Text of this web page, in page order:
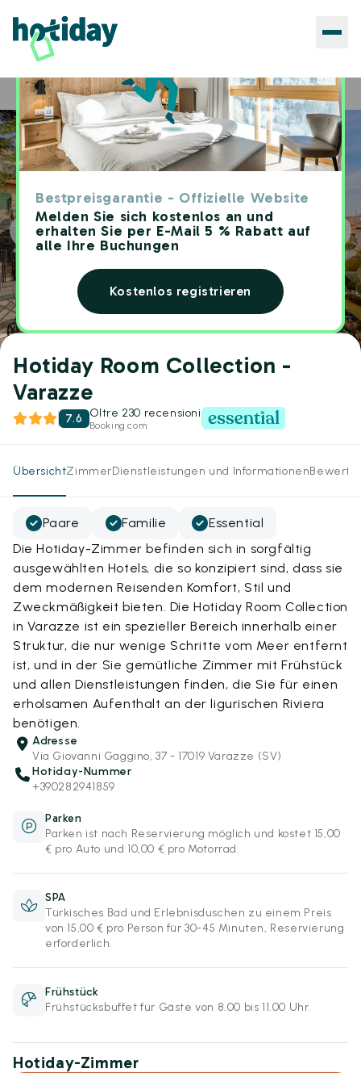
Bestpreisgarantie - Offizielle Website
Melden Sie sich kostenlos an und
erhalten Sie per E-Mail 5 % Rabatt auf
alle Ihre Buchungen
Kostenlos registrieren
Home Hotels Hotiday Room Collection - Varazze
Hotiday Room Collection -
Varazze
7.6 Oltre 230 recensioni
Booking.com
ÜbersichtZimmerDienstleistungen und Informationen
Paare Familie
Essential
Die Hotiday-Zimmer befinden sich in sorgfältig
ausgewählten Hotels, die so konzipiert sind, dass sie
dem modernen Reisenden Komfort, Stil und
Zweckmäßigkeit bieten. Die Hotiday Room Collection
in Varazze ist ein spezieller Bereich innerhalb einer
Struktur, die nur wenige Schritte vom Meer entfernt
ist, und in der Sie gemütliche Zimmer mit Frühstück
und allen Dienstleistungen finden, die Sie für einen
erholsamen Aufenthalt an der ligurischen Riviera
benötigen.
Adresse
Via Giovanni Gaggino, 37 - 17019 Varazze (SV)
Hotiday-Nummer
+390282941859
Parken
Parken ist nach Reservierung möglich und kostet 15,00
€ pro Auto und 10,00 € pro Motorrad.
SPA
Türkisches Bad und Erlebnisduschen zu einem Preis
von 15,00 € pro Person für 30-45 Minuten, Reservierung
erforderlich.
Frühstück
Frühstücksbuffet für Gäste von 8.00 bis 11.00 Uhr.
Hotiday-Zimmer